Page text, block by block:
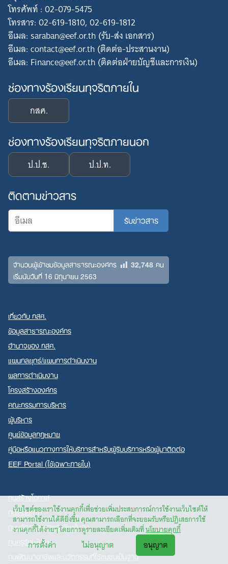
เว็บไซต์ของเราใช้งานคุกกี้เพื่อช่วยเพิ่มประสบการณ์การใช้งานเว็บไซต์ให้
สามารถใช้งานได้ดียิ่งขึ้น คุณสามารถเลือกที่จะยอมรับหรือปฏิเสธการใช้
งานคุกกี้ได้ง่ายๆ โดยการดูรายละเอียดเพิ่มเติมที่นโยบายคุกกี้
การตั้งค่า ไม่อนุญาต อนุญาต
โทรศัพท์ : 02-079-5475
โทรสาร: 02-619-1810, 02-619-1812
อีเมล: saraban@eef.or.th (รับ-ส่ง เอกสาร)
อีเมล: contact@eef.or.th (ติดต่อ-ประสานงาน)
อีเมล: Finance@eef.or.th (ติดต่อฝ่ายบัญชีและการเงิน)
ช่องทางร้องเรียนทุจริตภายใน
กสศ.
ช่องทางร้องเรียนทุจริตภายนอก
ป.ป.ช. ป.ป.ท.
ติดตามข่าวสาร
จำนวนผู้เข้าชมข้อมูลสาธารณะองค์กร 32,748คน
เริ่มนับวันที่ 16 มิถุนายน 2563
เกี่ยวกับ กสศ.
ข้อมูลสาธารณะองค์กร
อำนาจของ กสศ.
แผนกลยุทธ์/แผนการดำเนินงาน
ผลการดำเนินงาน
โครงสร้างองค์กร
คณะกรรมการบริหาร
ผู้บริหาร
ศูนย์ข้อมูลกฎหมาย
คู่มือหรือแนวทางการให้บริการสำหรับผู้รับบริการหรือผู้มาติดต่อ
EEF Portal (ใช้เฉพาะภายใน)
ทุนสร้างโอกาส
ทุนเสมอภาค
ทุนนวัตกรรมสายอาชีพชั้นสูง
ทุนครูรัก(ษ์)ถิ่น
ทุนพัฒนาอาชีพและนวัตกรรมที่ใช้ชุมชนเป็นฐาน